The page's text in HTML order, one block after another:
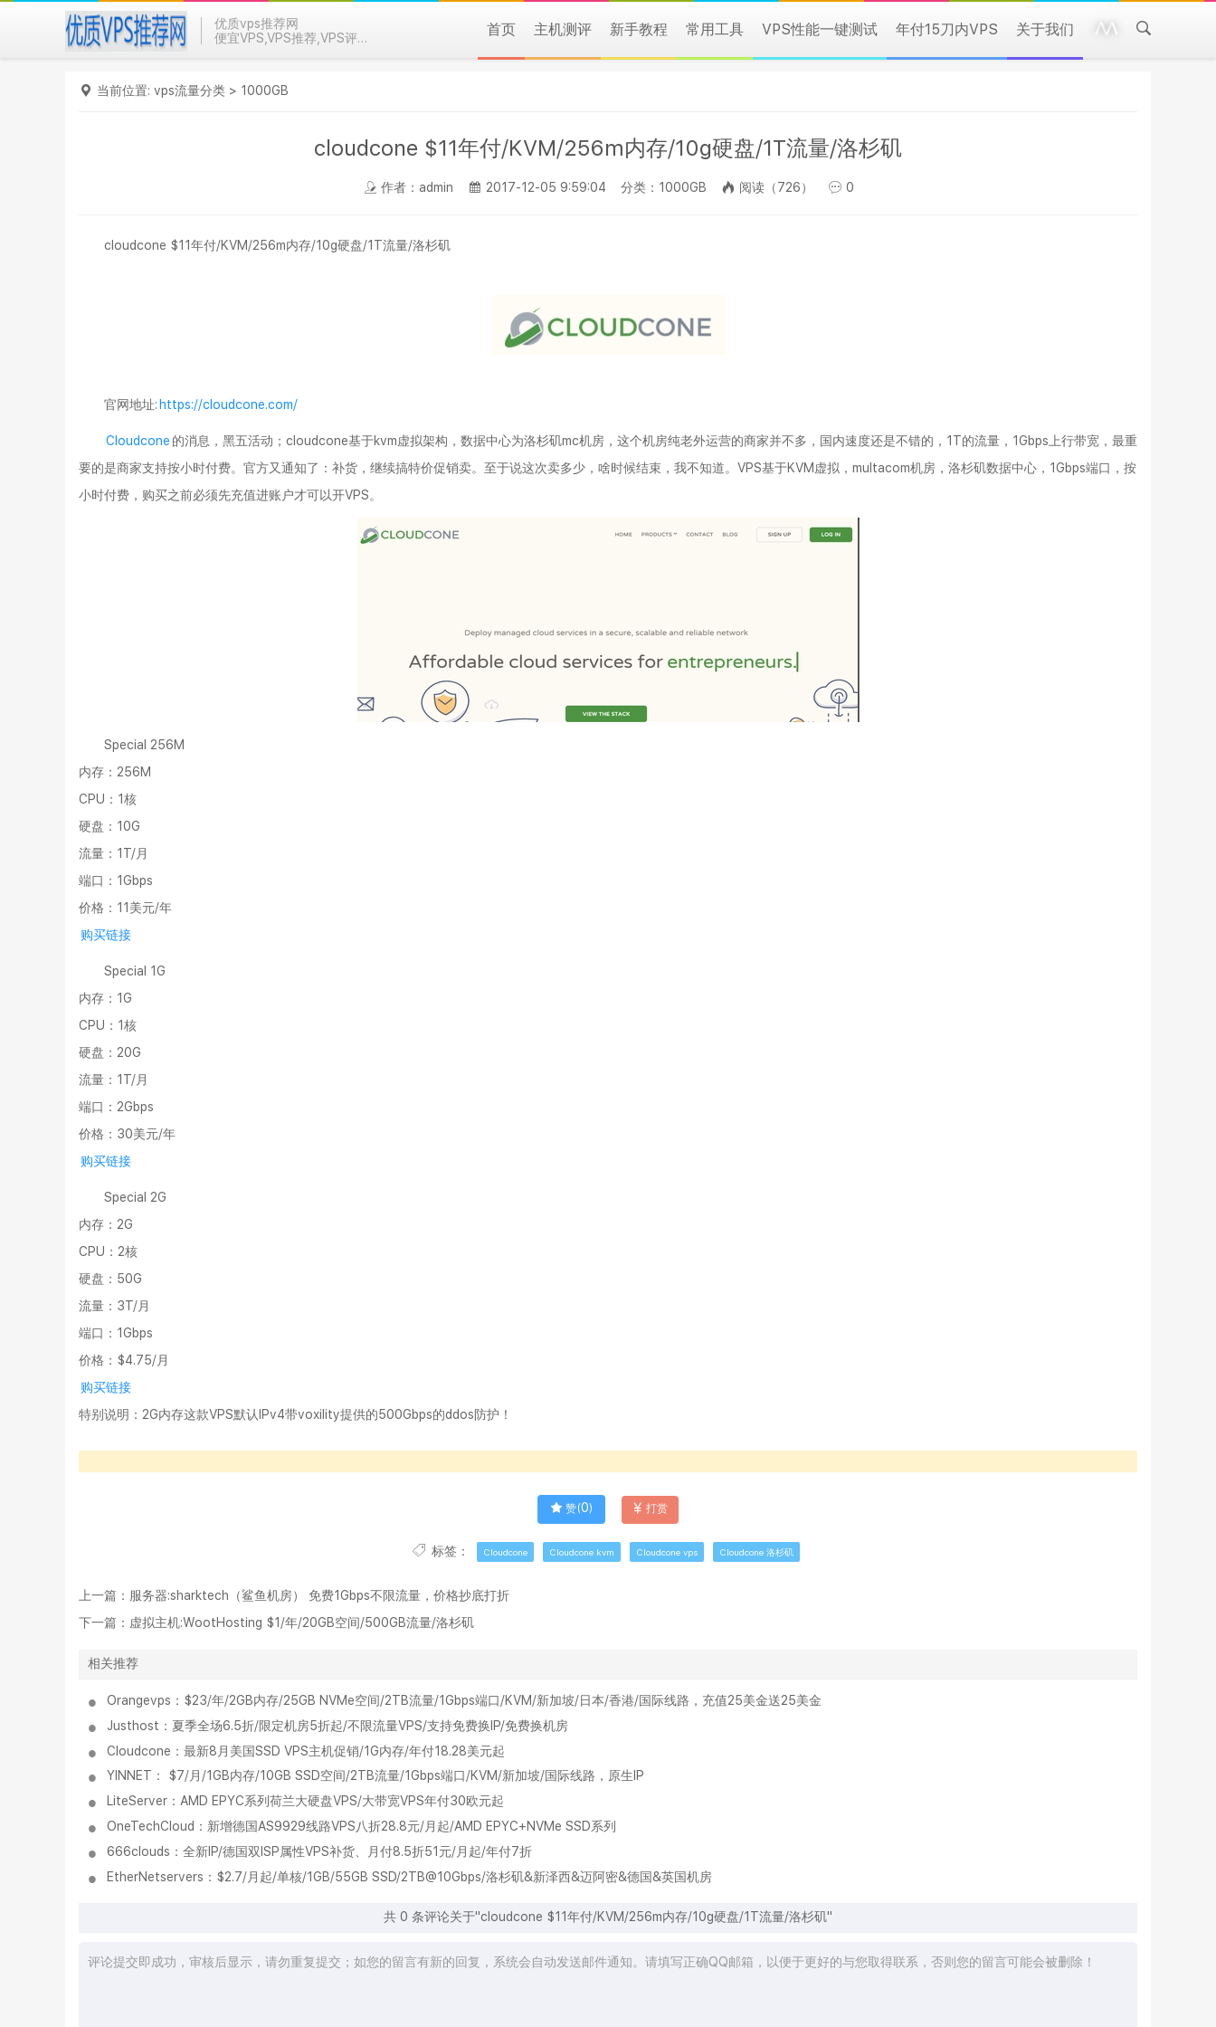
优质vps推荐网
便宜VPS,VPS推荐,VPS评测
首页 主机测评 新手教程 常用工具 VPS性能一键测试 年付15刀内VPS 关于我们
当前位置: vps流量分类 > 1000GB
cloudcone $11年付/KVM/256m内存/10g硬盘/1T流量/洛杉矶
作者：admin 2017-12-05 9:59:04 分类：1000GB 阅读（726） 0
cloudcone $11年付/KVM/256m内存/10g硬盘/1T流量/洛杉矶
官网地址: https://cloudcone.com/
Cloudcone 的消息，黑五活动；cloudcone基于kvm虚拟架构，数据中心为洛杉矶mc机房，这个机房纯老外运营的商家并不多，国内速度还是不错的，1T的流量，1Gbps上行带宽，最重
要的是商家支持按小时付费。官方又通知了：补货，继续搞特价促销卖。至于说这次卖多少，啥时候结束，我不知道。VPS基于KVM虚拟，multacom机房，洛杉矶数据中心，1Gbps端口，按
小时付费，购买之前必须先充值进账户才可以开VPS。
Special 256M
内存：256M
CPU：1核
硬盘：10G
流量：1T/月
端口：1Gbps
价格：11美元/年
购买链接
Special 1G
内存：1G
CPU：1核
硬盘：20G
流量：1T/月
端口：2Gbps
价格：30美元/年
购买链接
Special 2G
内存：2G
CPU：2核
硬盘：50G
流量：3T/月
端口：1Gbps
价格：$4.75/月
购买链接
特别说明：2G内存这款VPS默认IPv4带voxility提供的500Gbps的ddos防护！
赞(0) 打赏
标签： Cloudcone Cloudcone kvm Cloudcone vps Cloudcone 洛杉矶
上一篇： 服务器:sharktech（鲨鱼机房） 免费1Gbps不限流量，价格抄底打折
下一篇： 虚拟主机:WootHosting $1/年/20GB空间/500GB流量/洛杉矶
相关推荐
Orangevps：$23/年/2GB内存/25GB NVMe空间/2TB流量/1Gbps端口/KVM/新加坡/日本/香港/国际线路，充值25美金送25美金
Justhost：夏季全场6.5折/限定机房5折起/不限流量VPS/支持免费换IP/免费换机房
Cloudcone：最新8月美国SSD VPS主机促销/1G内存/年付18.28美元起
YINNET： $7/月/1GB内存/10GB SSD空间/2TB流量/1Gbps端口/KVM/新加坡/国际线路，原生IP
LiteServer：AMD EPYC系列荷兰大硬盘VPS/大带宽VPS年付30欧元起
OneTechCloud：新增德国AS9929线路VPS八折28.8元/月起/AMD EPYC+NVMe SSD系列
666clouds：全新IP/德国双ISP属性VPS补货、月付8.5折51元/月起/年付7折
EtherNetservers：$2.7/月起/单核/1GB/55GB SSD/2TB@10Gbps/洛杉矶&新泽西&迈阿密&德国&英国机房
共 0 条评论关于"cloudcone $11年付/KVM/256m内存/10g硬盘/1T流量/洛杉矶"